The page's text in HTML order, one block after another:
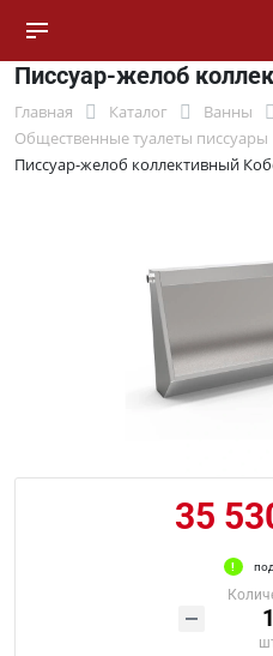
Писсуар-желоб
Главная Каталог
Ванны
Общественные туалеты писсуары
Писсуар-желоб коллективный
35